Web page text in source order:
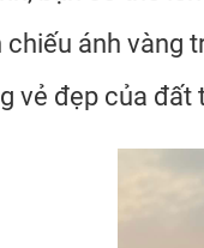
ánh
vẻ đẹp của